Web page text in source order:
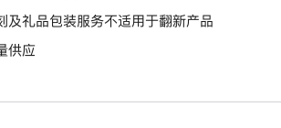
打 将
新
操
开
及礼品包装服务不适用于翻新产品
供应